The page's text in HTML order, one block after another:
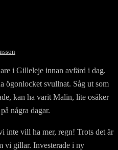
i Gilleleje innan avfärd i dag.
ögonlocket svullnat. Såg ut som
kan ha varit Malin, lite osäker
några dagar.
inte vill ha mer, regn! Trots det är
vi gillar. Investerade i ny